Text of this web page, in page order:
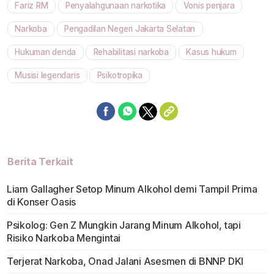
Mute
Fariz RM Penyalahgunaan narkotika Vonis penjara
Narkoba Pengadilan Negeri Jakarta Selatan
Hukuman denda Rehabilitasi narkoba Kasus hukum
Musisi legendaris Psikotropika
Berita Terkait
Liam Gallagher Setop Minum Alkohol demi Tampil Prima
di Konser Oasis
Psikolog: Gen Z Mungkin Jarang Minum Alkohol, tapi
Risiko Narkoba Mengintai
Terjerat Narkoba, Onad Jalani Asesmen di BNNP DKI